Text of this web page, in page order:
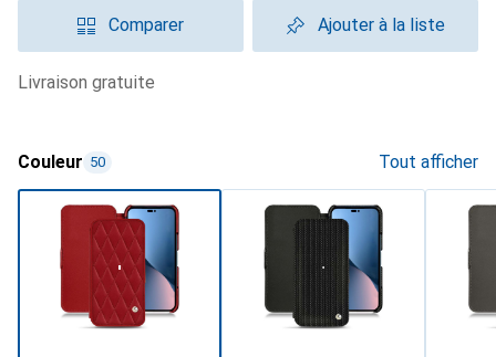
Comparer Ajouter à la liste
livraison gratuite
Couleur 50 Tout afficher